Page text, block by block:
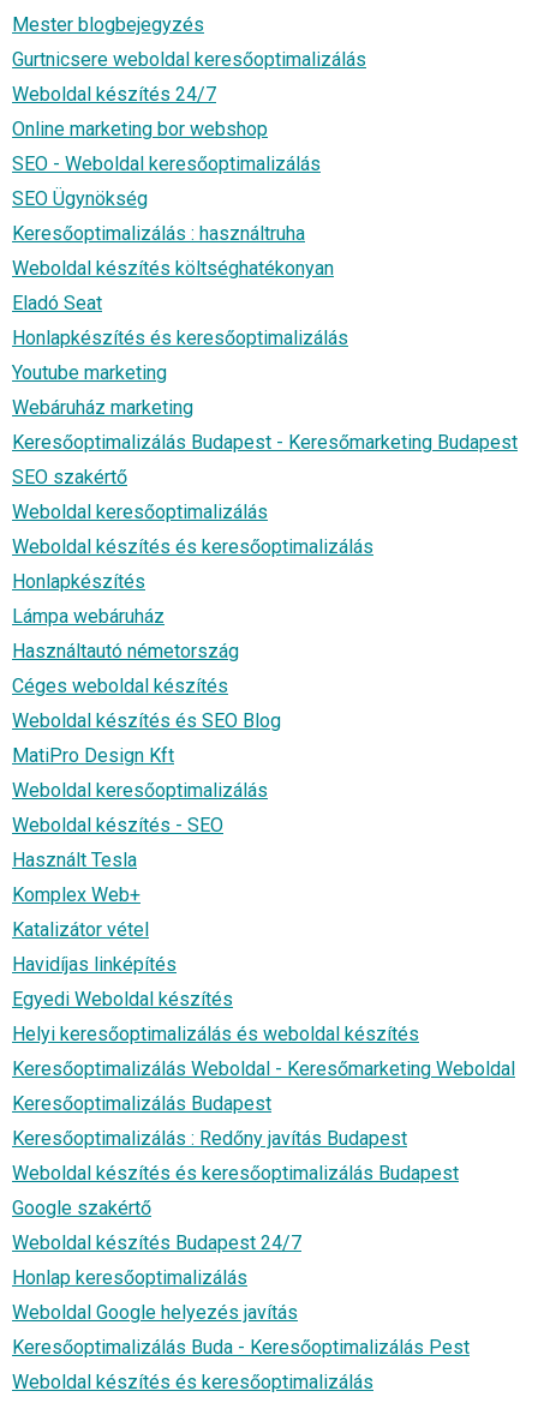
Mester blogbejegyzés
Gurtnicsere weboldal keresőoptimalizálás
Weboldal készítés 24/7
Online marketing bor webshop
SEO - Weboldal keresőoptimalizálás
SEO Ügynökség
Keresőoptimalizálás : használtruha
Weboldal készítés költséghatékonyan
Eladó Seat
Honlapkészítés és keresőoptimalizálás
Youtube marketing
Webáruház marketing
Keresőoptimalizálás Budapest - Keresőmarketing Budapest
SEO szakértő
Weboldal keresőoptimalizálás
Weboldal készítés és keresőoptimalizálás
Honlapkészítés
Lámpa webáruház
Használtautó németország
Céges weboldal készítés
Weboldal készítés és SEO Blog
MatiPro Design Kft
Weboldal keresőoptimalizálás
Weboldal készítés - SEO
Használt Tesla
Komplex Web+
Katalizátor vétel
Havidíjas linképítés
Egyedi Weboldal készítés
Helyi keresőoptimalizálás és weboldal készítés
Keresőoptimalizálás Weboldal - Keresőmarketing Weboldal
Keresőoptimalizálás Budapest
Keresőoptimalizálás : Redőny javítás Budapest
Weboldal készítés és keresőoptimalizálás Budapest
Google szakértő
Weboldal készítés Budapest 24/7
Honlap keresőoptimalizálás
Weboldal Google helyezés javítás
Keresőoptimalizálás Buda - Keresőoptimalizálás Pest
Weboldal készítés és keresőoptimalizálás